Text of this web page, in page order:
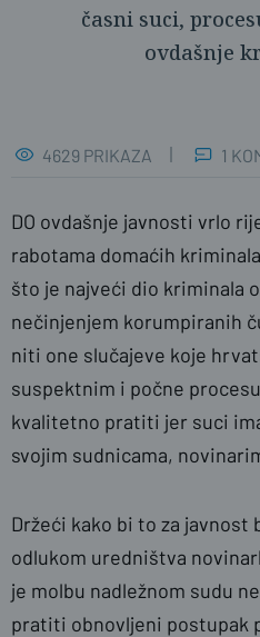
časni suci,
ovdašnje
naslovnica Jerko Zovak
4629 PRIKAZA 1
DO ovdašnje javnosti vrlo
rabotama domaćih
što je najveći dio kriminala
nečinjenjem korumpiranih
niti one slučajeve koje
suspektnim i počne
kvalitetno pratiti jer suci
svojim sudnicama,
Držeći kako bi to za javnost
odlukom uredništva
je molbu nadležnom sudu
pratiti obnovljeni postupak